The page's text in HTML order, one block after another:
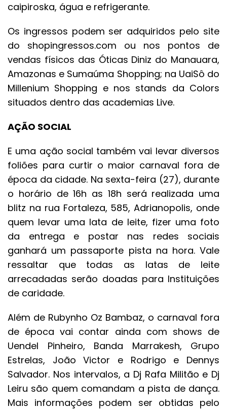
caipiroska, água e refrigerante.
Os ingressos podem ser adquiridos pelo site
do shopingressos.com ou nos pontos de
vendas físicos das Óticas Diniz do Manauara,
Amazonas e Sumaúma Shopping; na UaiSô do
Millenium Shopping e nos stands da Colors
situados dentro das academias Live.
AÇÃO SOCIAL
E uma ação social também vai levar diversos
foliões para curtir o maior carnaval fora de
época da cidade. Na sexta-feira (27), durante
o horário de 16h as 18h será realizada uma
blitz na rua Fortaleza, 585, Adrianopolis, onde
quem levar uma lata de leite, fizer uma foto
da entrega e postar nas redes sociais
ganhará um passaporte pista na hora. Vale
ressaltar que todas as latas de leite
arrecadadas serão doadas para Instituições
de caridade.
Além de Rubynho Oz Bambaz, o carnaval fora
de época vai contar ainda com shows de
Uendel Pinheiro, Banda Marrakesh, Grupo
Estrelas, João Victor e Rodrigo e Dennys
Salvador. Nos intervalos, a Dj Rafa Militão e Dj
Leiru são quem comandam a pista de dança.
Mais informações podem ser obtidas pelo